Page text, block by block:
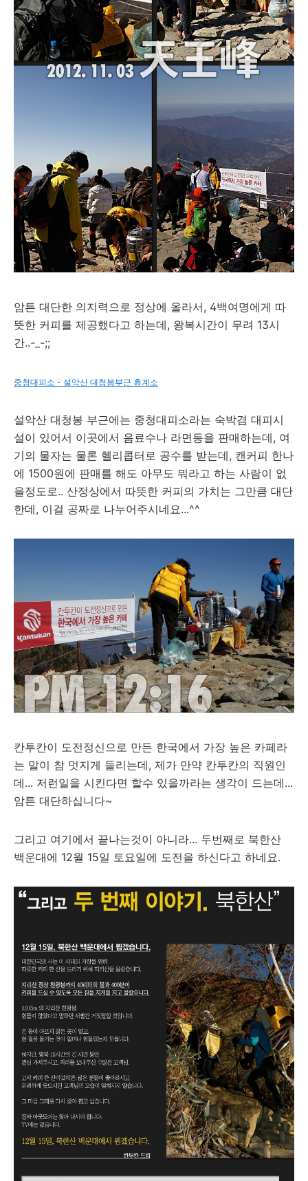
암튼 대단한 의지력으로 정상에 올라서, 4백여명에게 따
뜻한 커피를 제공했다고 하는데, 왕복시간이 무려 13시
간..-_-;;
중청대피소 - 설악산 대청봉부근 휴계소
설악산 대청봉 부근에는 중청대피소라는 숙박겸 대피시
설이 있어서 이곳에서 음료수나 라면등을 판매하는데, 여
기의 물자는 물론 헬리콥터로 공수를 받는데, 캔커피 한나
에 1500원에 판매를 해도 아무도 뭐라고 하는 사람이 없
을정도로.. 산정상에서 따뜻한 커피의 가치는 그만큼 대단
한데, 이걸 공짜로 나누어주시네요...^^
칸투칸이 도전정신으로 만든 한국에서 가장 높은 카페라
는 말이 참 멋지게 들리는데, 제가 만약 칸투칸의 직원인
데... 저런일을 시킨다면 할수 있을까라는 생각이 드는데...
암튼 대단하십니다~
그리고 여기에서 끝나는것이 아니라... 두번째로 북한산
백운대에 12월 15일 토요일에 도전을 하신다고 하네요.